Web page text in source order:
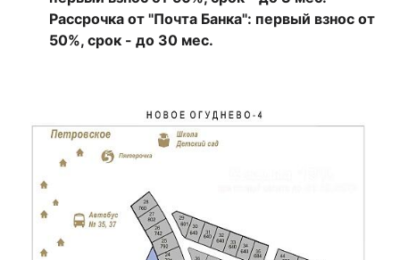
Рассрочка от "Почта Банка": первый взнос от
50%, срок - до 30 мес.